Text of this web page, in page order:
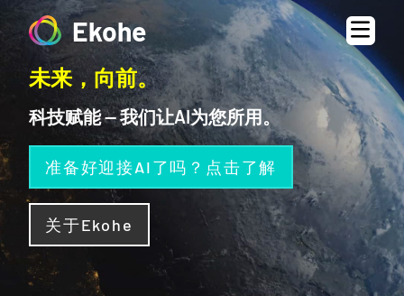
Ekohe
未来，向前。
科技赋能 — 我们让AI为您所用。
准备好迎接AI了吗？点击了解
关于Ekohe